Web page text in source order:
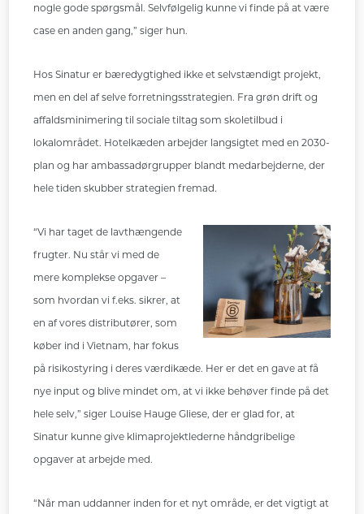
nogle gode spørgsmål. Selvfølgelig kunne vi finde på at være
case en anden gang,” siger hun.
Hos Sinatur er bæredygtighed ikke et selvstændigt projekt,
men en del af selve forretningsstrategien. Fra grøn drift og
affaldsminimering til sociale tiltag som skoletilbud i
lokalområdet. Hotelkæden arbejder langsigtet med en 2030-
plan og har ambassadørgrupper blandt medarbejderne, der
hele tiden skubber strategien fremad.
“Vi har taget de lavthængende
frugter. Nu står vi med de
mere komplekse opgaver –
som hvordan vi f.eks. sikrer, at
en af vores distributører, som
køber ind i Vietnam, har fokus
på risikostyring i deres værdikæde. Her er det en gave at få
nye input og blive mindet om, at vi ikke behøver finde på det
hele selv,” siger Louise Hauge Gliese, der er glad for, at
Sinatur kunne give klimaprojektlederne håndgribelige
opgaver at arbejde med.
“Når man uddanner inden for et nyt område, er det vigtigt at